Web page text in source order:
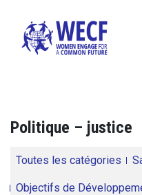
Politique – justice
Toutes les catégories
Objectifs de